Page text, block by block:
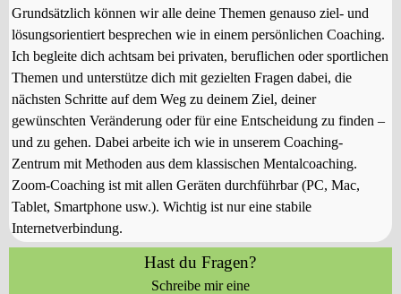
Grundsätzlich können wir alle deine Themen genauso ziel- und
lösungsorientiert besprechen wie in einem persönlichen Coaching.
Ich begleite dich achtsam bei privaten, beruflichen oder sportlichen
Themen und unterstütze dich mit gezielten Fragen dabei, die
nächsten Schritte auf dem Weg zu deinem Ziel, deiner
gewünschten Veränderung oder für eine Entscheidung zu finden –
und zu gehen. Dabei arbeite ich wie in unserem Coaching-
Zentrum mit Methoden aus dem klassischen Mentalcoaching.
Zoom-Coaching ist mit allen Geräten durchführbar (PC, Mac,
Tablet, Smartphone usw.). Wichtig ist nur eine stabile
Internetverbindung.
Hast du Fragen?
Schreibe mir eine